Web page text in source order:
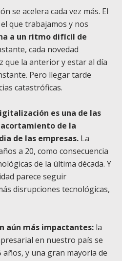
se acelera cada vez más. El
que trabajamos y nos
a un ritmo difícil de
cada novedad
que la anterior y estar al día
Pero llegar tarde
catastróficas.
es una de las
de la
de las empresas. La
a 20, como consecuencia
de la última década. Y
parece seguir
disrupciones tecnológicas,
aún más impactantes: la
en nuestro país se
y una gran mayoría de